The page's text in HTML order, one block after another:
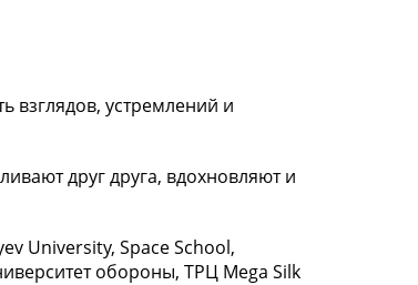
взглядов, устремлений и
друг друга, вдохновляют и
University, Space School,
обороны, ТРЦ Mega Silk